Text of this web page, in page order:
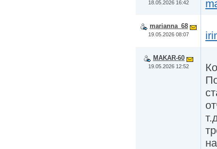
18.05.2026 16:42
marianna_68
19.05.2026 08:07
MAKAR-60
19.05.2026 12:52